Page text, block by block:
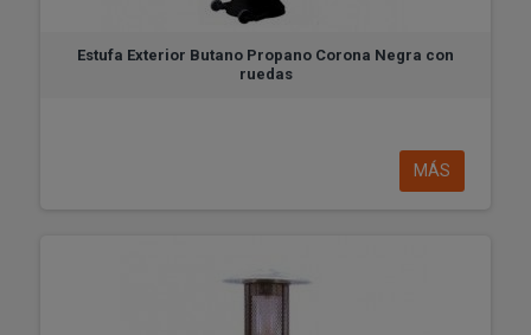
Estufa Exterior Butano Propano Corona Negra con
ruedas
MÁS